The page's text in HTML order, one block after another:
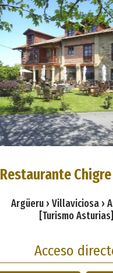
Restaurante
Argüeru › Villaviciosa ›
[Turismo Asturias]
Acceso